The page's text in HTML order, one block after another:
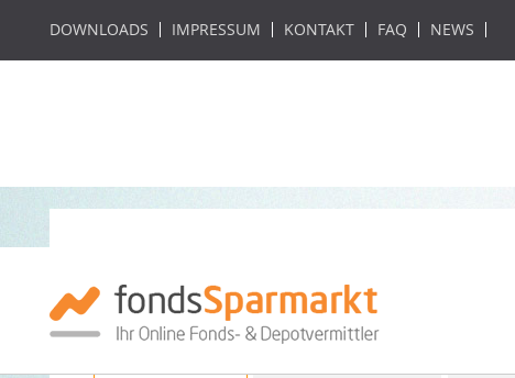
DOWNLOADS IMPRESSUM KONTAKT FAQ NEWS
Value Intelligence
ISIN: DE000A2DJT49 / WKN: A2DJT4